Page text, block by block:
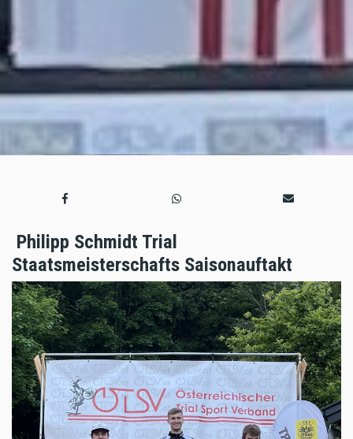
Philipp Schmidt Trial
Staatsmeisterschafts Saisonauftakt